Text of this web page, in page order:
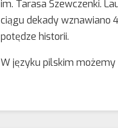
im. Tarasa Szewczenki.
ciągu dekady wznawiano
potędze historii.
W języku pilskim